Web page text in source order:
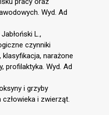
Wyd. Ad
L.,
czynniki
narażone
profilaktyka. Wyd. Ad
i grzyby
i zwierząt.